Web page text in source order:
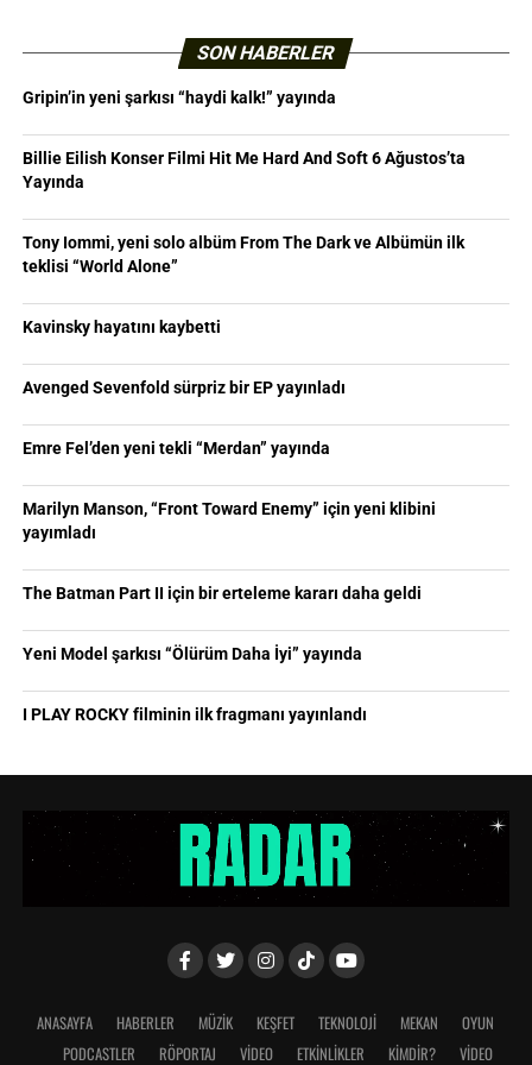
SON HABERLER
Gripin’in yeni şarkısı “haydi kalk!” yayında
Billie Eilish Konser Filmi Hit Me Hard And Soft 6 Ağustos’ta
Yayında
Tony Iommi, yeni solo albüm From The Dark ve Albümün ilk
teklisi “World Alone”
Kavinsky hayatını kaybetti
Avenged Sevenfold sürpriz bir EP yayınladı
Emre Fel’den yeni tekli “Merdan” yayında
Marilyn Manson, “Front Toward Enemy” için yeni klibini
yayımladı
The Batman Part II için bir erteleme kararı daha geldi
Yeni Model şarkısı “Ölürüm Daha İyi” yayında
I PLAY ROCKY filminin ilk fragmanı yayınlandı
ANASAYFA HABERLER MÜZİK KEŞFET TEKNOLOJİ MEKAN
OYUN
PODCASTLER
RÖPORTAJ VİDEO ETKİNLİKLER KİMDİR? VIDEO